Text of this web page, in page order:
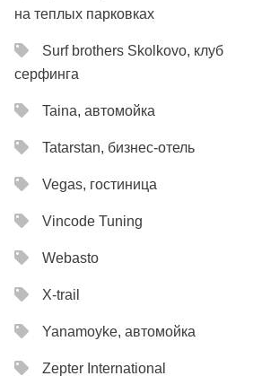
на теплых парковках
Surf brothers Skolkovo, клуб
серфинга
Taina, автомойка
Tatarstan, бизнес-отель
Vegas, гостиница
Vincode Tuning
Webasto
X-trail
Yanamoyke, автомойка
Zepter International